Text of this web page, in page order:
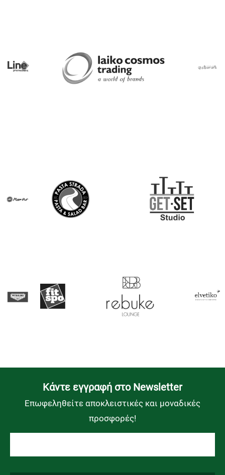
Kάντε εγγραφή στο Newsletter
Επωφεληθείτε αποκλειστικές και μοναδικές
προσφορές!